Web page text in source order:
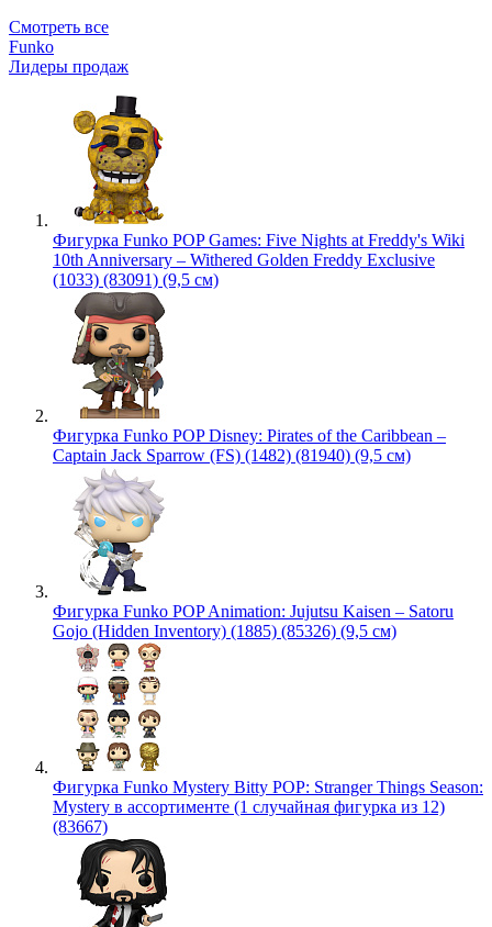
Смотреть все
Funko
Лидеры продаж
Фигурка Funko POP Games: Five Nights at Freddy's Wiki
10th Anniversary – Withered Golden Freddy Exclusive
(1033) (83091) (9,5 см)
Фигурка Funko POP Disney: Pirates of the Caribbean –
Captain Jack Sparrow (FS) (1482) (81940) (9,5 см)
Фигурка Funko POP Animation: Jujutsu Kaisen – Satoru
Gojo (Hidden Inventory) (1885) (85326) (9,5 см)
Фигурка Funko Mystery Bitty POP: Stranger Things Season:
Mystery в ассортименте (1 случайная фигурка из 12)
(83667)